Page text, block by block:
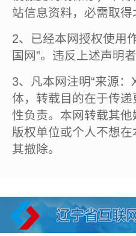
站信息资料，必需取
2、已经本网授权使用
国网”。违反上述声明
3、凡本网注明“来源
体，转载目的在于传
性负责。本网转载其
版权单位或个人不想
其撤除。